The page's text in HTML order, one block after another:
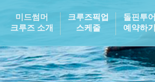
미드썸머
크루즈 소개
크루즈픽업
스케줄
돌핀투어
예약하기